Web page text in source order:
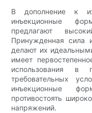
В дополнение к
инъекционные
предлагают
Принужденная сила
делают их
имеет
использования в
требовательных
инъекционные
противостоять
напряжений.